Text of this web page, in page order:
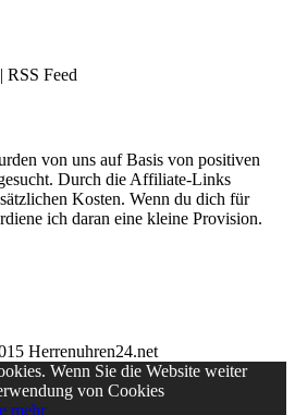
RSS Feed
von uns auf Basis von positiven
Durch die Affiliate-Links
Kosten. Wenn du dich für
ich daran eine kleine Provision.
Herrenuhren24.net
Wenn Sie die Website weiter
von Cookies
mehr